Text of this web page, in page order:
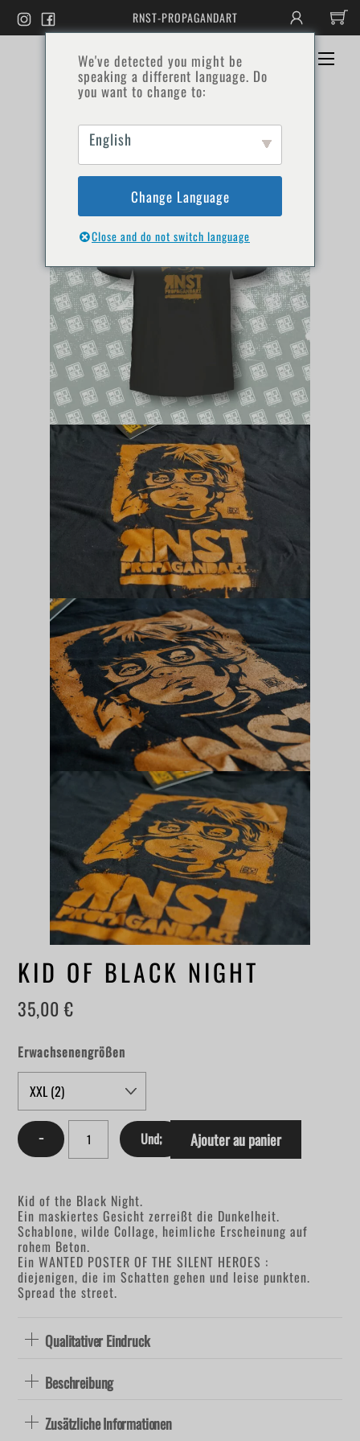
Inhalt
springen
RNST-PROPAGANDART
HOME BOUTIQUE KONTAKT
KID OF BLACK NIGHT
35,00€
Erwachsenengrößen
−
Kid
black
night
Und; Ajouter au panier
Kid of the Black Night.
Ein maskiertes Gesicht zerreißt die Dunkelheit.
Schablone, wilde Collage, heimliche Erscheinung auf
rohem Beton.
Ein WANTED POSTER OF THE SILENT HEROES :
diejenigen, die im Schatten gehen und leise punkten.
Spread the street.
Qualitativer Eindruck
Beschreibung
Zusätzliche Informationen
We've detected you might be
speaking a different language. Do
you want to change to:
English
Change Language
Close and do not switch language